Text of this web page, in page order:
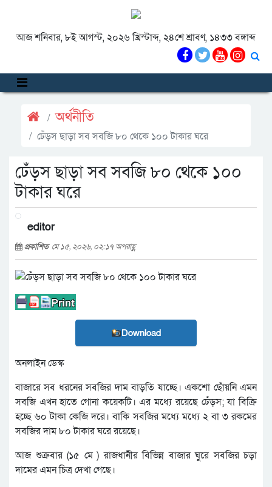
আজ শনিবার, ৮ই আগস্ট, ২০২৬ খ্রিস্টাব্দ, ২৪শে শ্রাবণ, ১৪৩৩ বঙ্গাব্দ
অর্থনীতি
ঢেঁড়স ছাড়া সব সবজি ৮০ থেকে ১০০ টাকার ঘরে
ঢেঁড়স ছাড়া সব সবজি ৮০ থেকে ১০০
টাকার ঘরে
editor
প্রকাশিত মে ১৫, ২০২৬, ০২:১৭ অপরাহ্ণ
Download
অনলাইন ডেস্ক
বাজারে সব ধরনের সবজির দাম বাড়তি যাচ্ছে। একশো ছোঁয়নি এমন
সবজি এখন হাতে গোনা কয়েকটি। এর মধ্যে রয়েছে ঢেঁড়স; যা বিক্রি
হচ্ছে ৬০ টাকা কেজি দরে। বাকি সবজির মধ্যে মধ্যে ২ বা ৩ রকমের
সবজির দাম ৮০ টাকার ঘরে রয়েছে।
আজ শুক্রবার (১৫ মে ) রাজধানীর বিভিন্ন বাজার ঘুরে সবজির চড়া
দামের এমন চিত্র দেখা গেছে।